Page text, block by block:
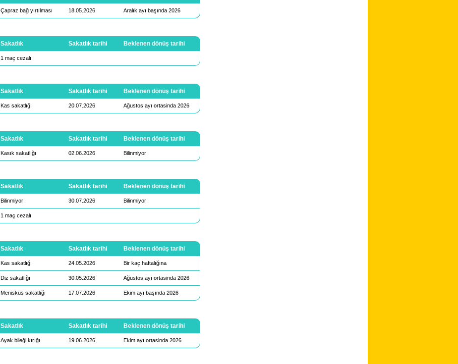
Çapraz bağ yırtılması 18.05.2026 Aralık ayı başında 2026
Sakatlık Sakatlık tarihi Beklenen dönüş tarihi
1 maç cezalı
Sakatlık Sakatlık tarihi Beklenen dönüş tarihi
Kas sakatlığı 20.07.2026 Ağustos ayı ortasinda 2026
Sakatlık Sakatlık tarihi Beklenen dönüş tarihi
Kasık sakatlığı 02.06.2026 Bilinmiyor
Sakatlık Sakatlık tarihi Beklenen dönüş tarihi
Bilinmiyor 30.07.2026 Bilinmiyor
1 maç cezalı
Sakatlık Sakatlık tarihi Beklenen dönüş tarihi
Kas sakatlığı 24.05.2026 Bir kaç haftalığına
Diz sakatlığı 30.05.2026 Ağustos ayı ortasinda 2026
Menisküs sakatlığı 17.07.2026 Ekim ayı başında 2026
Sakatlık Sakatlık tarihi Beklenen dönüş tarihi
Ayak bileği kırığı 19.06.2026 Ekim ayı ortasinda 2026